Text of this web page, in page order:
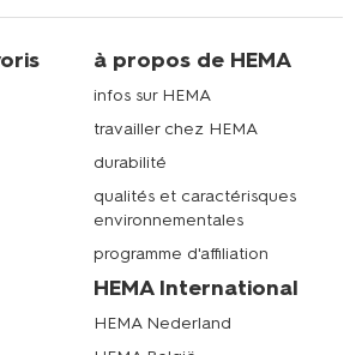
à propos de HEMA
infos sur HEMA
travailler chez HEMA
durabilité
qualités et caractérisques
environnementales
programme d'affiliation
HEMA International
HEMA Nederland